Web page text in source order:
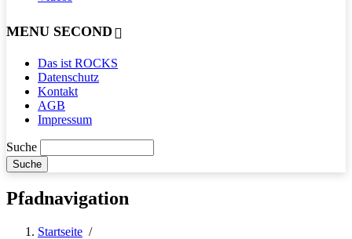
MENU SECOND
Das ist ROCKS
Datenschutz
Kontakt
AGB
Impressum
Suche
Pfadnavigation
Startseite /